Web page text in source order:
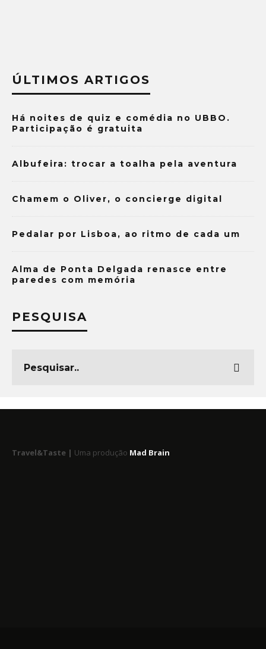
ÚLTIMOS ARTIGOS
Há noites de quiz e comédia no UBBO.
Participação é gratuita
Albufeira: trocar a toalha pela aventura
Chamem o Oliver, o concierge digital
Pedalar por Lisboa, ao ritmo de cada um
Alma de Ponta Delgada renasce entre
paredes com memória
PESQUISA
Travel&Taste | Uma produção Mad Brain